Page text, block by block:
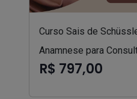
Curso Sais de
Anamnese para
R$ 797,00